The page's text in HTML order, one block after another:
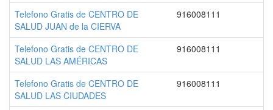
Telefono Gratis de CENTRO DE
SALUD JUAN de la CIERVA
916008111
Telefono Gratis de CENTRO DE
SALUD LAS AMÉRICAS
916008111
Telefono Gratis de CENTRO DE
SALUD LAS CIUDADES
916008111